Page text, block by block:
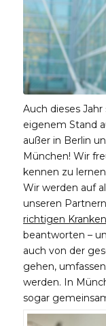
Auch dieses
eigenem Stand
außer in Berlin
München! Wir
kennen zu
Wir werden auf
unseren
richtigen
beantworten –
auch von der
gehen,
werden. In
sogar